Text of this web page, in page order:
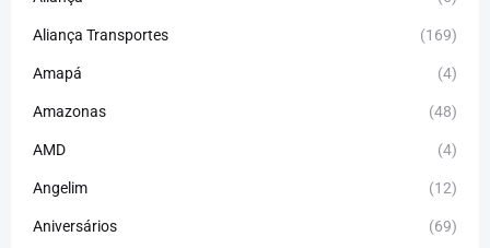
Aliança Transportes (169)
Amapá (4)
Amazonas (48)
AMD (4)
Angelim (12)
Aniversários (69)